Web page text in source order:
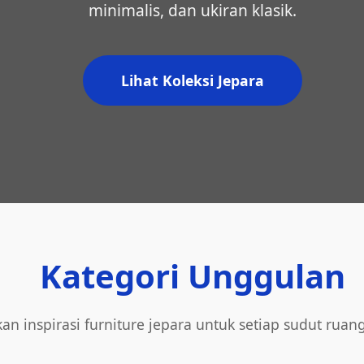
minimalis, dan ukiran klasik.
Lihat Koleksi Jepara
Kategori Unggulan
inspirasi furniture jepara untuk setiap sudut